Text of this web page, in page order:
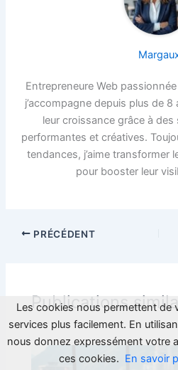
Entrepreneure Web
j’accompagne depuis plus de
leur croissance grâce à
performantes et créatives.
tendances, j’aime transformer
pour booster leur
PRÉCÉDENT
Publications
Les cookies nous permettent de
services plus facilement. En
nous donnez expressément votre
ces cookies. En savoir